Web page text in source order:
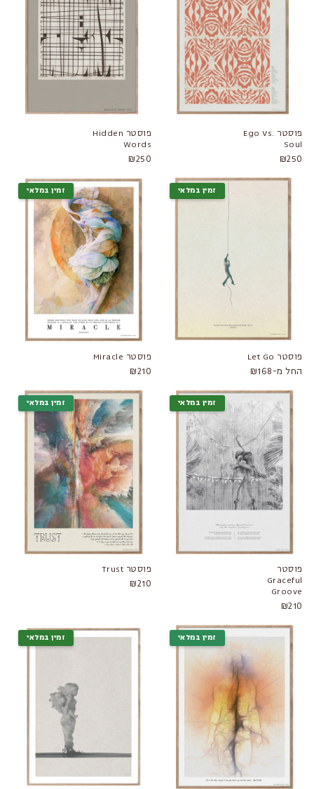
קולקציות קשורות
פריטי נוי
פוסטר Ego Vs.
Soul
₪250
פוסטר Hidden
Words
₪250
זמין במלאי
פוסטר Let Go
החל מ-₪168
זמין במלאי
פוסטר Miracle
₪210
זמין במלאי
פוסטר
Graceful
Groove
₪210
זמין במלאי
פוסטר Trust
₪210
זמין במלאי זמין במלאי